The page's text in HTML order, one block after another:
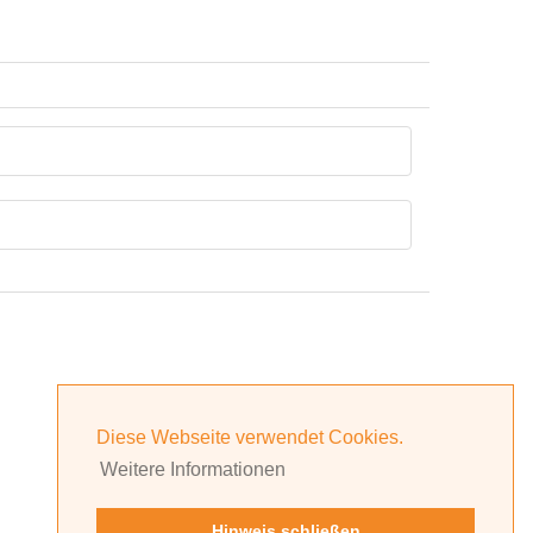
Diese Webseite verwendet Cookies.
Weitere Informationen